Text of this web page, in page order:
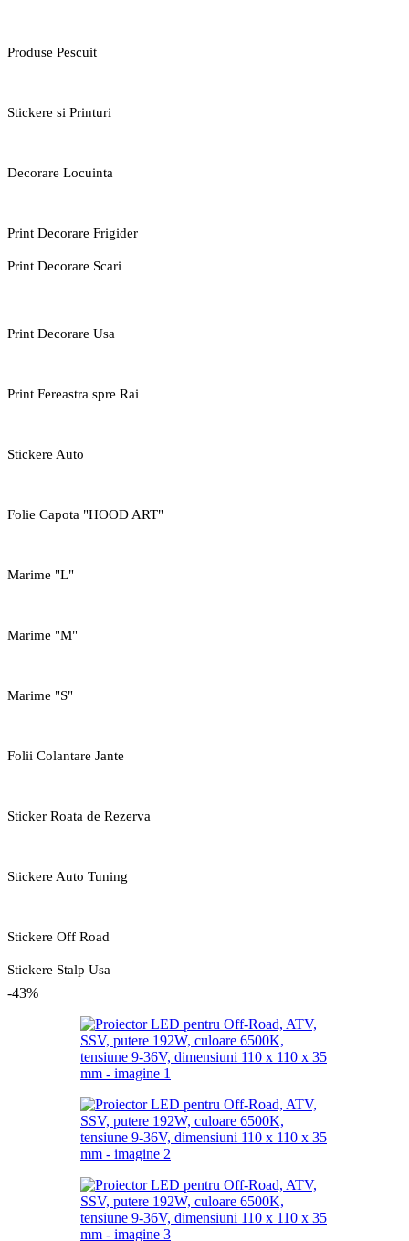
Produse Pescuit
Stickere si Printuri
Decorare Locuinta
Print Decorare Frigider
Print Decorare Scari
Print Decorare Usa
Print Fereastra spre Rai
Stickere Auto
Folie Capota "HOOD ART"
Marime "L"
Marime "M"
Marime "S"
Folii Colantare Jante
Sticker Roata de Rezerva
Stickere Auto Tuning
Stickere Off Road
Stickere Stalp Usa
-43%